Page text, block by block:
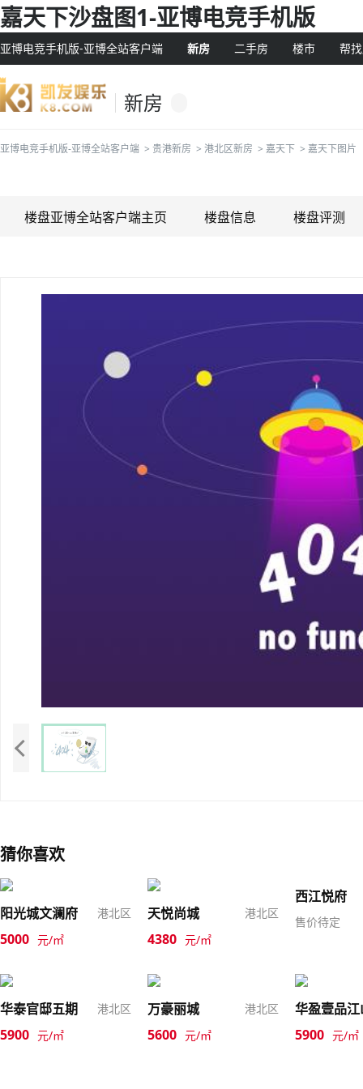
嘉天下沙盘图1-亚博电竞手机版
亚博电竞手机版-亚博全站客户端 新房 二手房 楼市 帮
新房
亚博电竞手机版-亚博全站客户端 > 贵港新房 > 港北区新房 > 嘉天下 > 嘉天下图片
楼盘亚博全站客户端主页 楼盘信息 楼盘评测
猜你喜欢
阳光城文澜府 港北区
5000 元/㎡
天悦尚城 港北区
4380 元/㎡
西江悦府
售价待定
华泰官邸五期 港北区
5900 元/㎡
万豪丽城 港北区
5600 元/㎡
华盈壹品江
5900 元/㎡